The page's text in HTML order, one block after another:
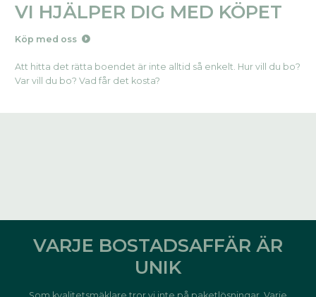
VI HJÄLPER DIG MED KÖPET
Köp med oss
Att hitta det rätta boendet är inte alltid så enkelt. Hur vill du bo?
Var vill du bo? Vad får det kosta?
VARJE BOSTADSAFFÄR ÄR
UNIK